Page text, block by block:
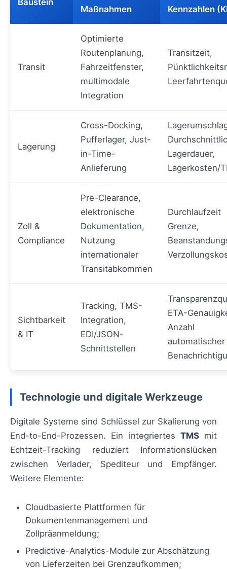
Baustein
Maßnahmen
Kennzahlen
Transit
Optimierte
Routenplanung,
Fahrzeitfenster,
multimodale
Integration
Transitzeit,
Lagerung
Cross-Docking,
Pufferlager, Just-
in-Time-
Anlieferung
Lagerdauer,
Lagerkosten/
Zoll &
Compliance
Pre-Clearance,
elektronische
Dokumentation,
Nutzung
internationaler
Transitabkommen
Durchlaufzeit
Grenze,
Sichtbarkeit
& IT
Tracking, TMS-
Integration,
EDI/JSON-
Schnittstellen
ETA-
Anzahl
automatischer
Technologie und digitale Werkzeuge
Digitale Systeme sind Schlüssel zur Skalierung von
End-to-End-Prozessen. Ein integriertes TMSmit
Echtzeit-Tracking reduziert Informationslücken
zwischen Verlader, Spediteur und Empfänger.
Weitere Elemente:
Cloudbasierte Plattformen für
Dokumentenmanagement und
Zollpräanmeldung;
Predictive-Analytics-Module zur Abschätzung
von Lieferzeiten bei Grenzaufkommen;